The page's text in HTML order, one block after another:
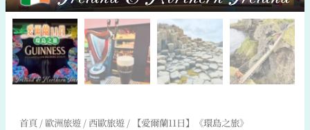
首頁/ 歐洲旅遊/ 西歐旅遊/ 【愛爾蘭11日】《環島之旅》